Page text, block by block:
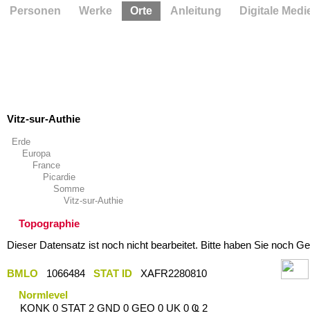
Vitz-sur-Authie
Erde
Europa
France
Picardie
Somme
Vitz-sur-Authie
Topographie
Dieser Datensatz ist noch nicht bearbeitet. Bitte haben Sie noch
BMLO 1066484 STAT ID
XAFR2280810
Normlevel
KONK 0 STAT 2 GND 0 GEO 0 UK 0 Ҩ 2
Personen Werke Orte Anleitung Digitale